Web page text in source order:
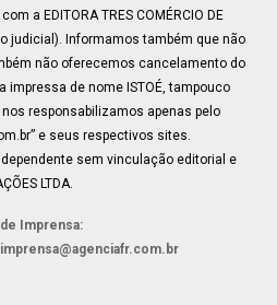
a EDITORA TRES COMÉRCIO DE
judicial). Informamos também que não
não oferecemos cancelamento do
de nome ISTOÉ, tampouco
responsabilizamos apenas pelo
e seus respectivos sites.
sem vinculação editorial e
LTDA.
Imprensa: